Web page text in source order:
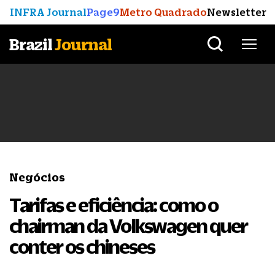
INFRA JournalPage9Metro QuadradoNewsletter
BrazilJournal
Negócios
Tarifas e eficiência: como o
chairman da Volkswagen quer
conter os chineses